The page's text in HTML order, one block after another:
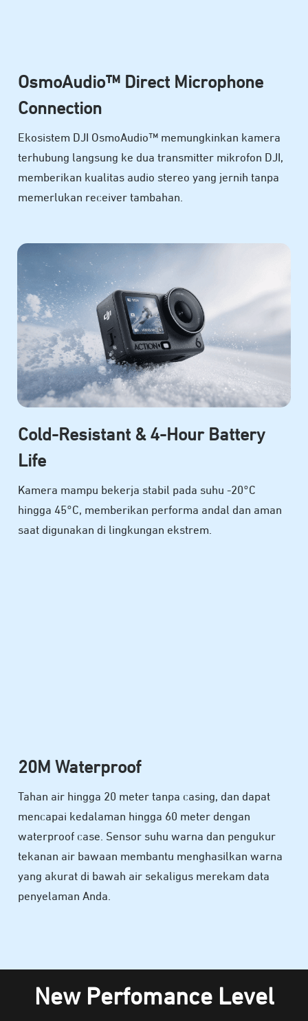
OsmoAudio™ Direct Microphone
Connection
Ekosistem DJI OsmoAudio™ memungkinkan kamera
terhubung langsung ke dua transmitter mikrofon DJI,
memberikan kualitas audio stereo yang jernih tanpa
memerlukan receiver tambahan.
Cold-Resistant & 4-Hour Battery
Life
Kamera mampu bekerja stabil pada suhu -20°C
hingga 45°C, memberikan performa andal dan aman
saat digunakan di lingkungan ekstrem.
20M Waterproof
Tahan air hingga 20 meter tanpa casing, dan dapat
mencapai kedalaman hingga 60 meter dengan
waterproof case. Sensor suhu warna dan pengukur
tekanan air bawaan membantu menghasilkan warna
yang akurat di bawah air sekaligus merekam data
penyelaman Anda.
New Perfomance Level